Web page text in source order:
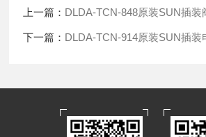
上一篇： DLDA-TCN-848原装SUN插装
下一篇： DLDA-TCN-914原装SUN插装